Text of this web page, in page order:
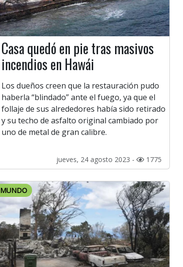
Casa quedó en pie tras masivos
incendios en Hawái
Los dueños creen que la restauración pudo
haberla “blindado” ante el fuego, ya que el
follaje de sus alrededores había sido retirado
y su techo de asfalto original cambiado por
uno de metal de gran calibre.
jueves, 24 agosto 2023 - 1775
MUNDO